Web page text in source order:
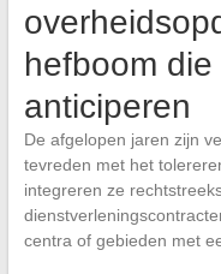
hefboom
anticiperen
De afgelopen jaren zijn
tevreden met het
integreren ze
centra of gebieden met